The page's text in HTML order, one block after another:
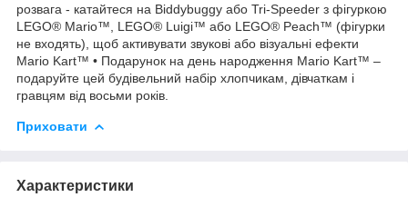
розвага - катайтеся на Biddybuggy або Tri-Speeder з фігуркою
LEGO® Mario™, LEGO® Luigi™ або LEGO® Peach™ (фігурки
не входять), щоб активувати звукові або візуальні ефекти
Mario Kart™ • Подарунок на день народження Mario Kart™ –
подаруйте цей будівельний набір хлопчикам, дівчаткам і
гравцям від восьми років.
Приховати
Характеристики